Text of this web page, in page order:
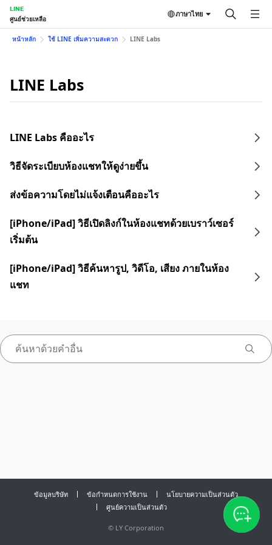
LINE
ศูนย์ช่วยเหลือ
ภาษาไทย
หน้าหลัก ใช้ LINE เพิ่มความสะดวก LINE Labs
LINE Labs
LINE Labs คืออะไร
วิธีจัดระเบียบห้องแชทให้ดูง่ายขึ้น
ส่งข้อความโดยไม่แจ้งเตือนคืออะไร
[iPhone/iPad] วิธีเปิดลิงก์ในห้องแชทด้วยเบราว์เซอร์
เริ่มต้น
[iPhone/iPad] วิธีค้นหารูป, วิดีโอ, เสียง ภายในห้อง
แชท
ข้อมูลบริษัท ข้อกำหนดการใช้งาน
นโยบายความเป็นส่วนตัว
ศูนย์ความเป็นส่วนตัว
© LY Corporation